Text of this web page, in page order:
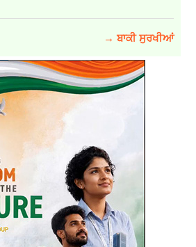
→ ਬਾਕੀ ਸੁਰਖੀਆਂ